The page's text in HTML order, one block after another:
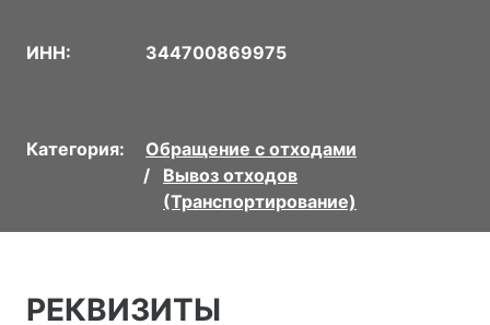
ИНН: 344700869975
Категория:
Обращение с отходами
Вывоз отходов
(Транспортирование)
РЕКВИЗИТЫ